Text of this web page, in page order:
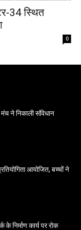
34 स्थित
0
ने निकाली संविधान
आयोजित, बच्चों ने
के निर्माण कार्य पर रोक